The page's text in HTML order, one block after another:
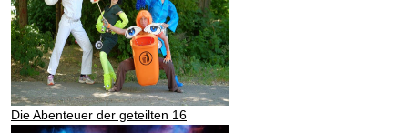
Die Abenteuer der geteilten 16